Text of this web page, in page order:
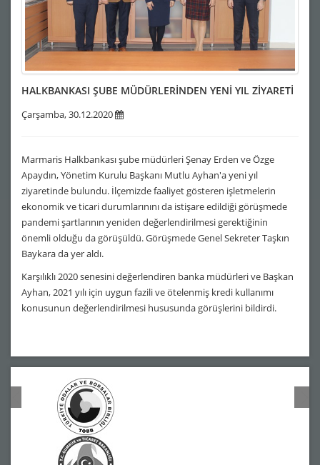
HALKBANKASI ŞUBE MÜDÜRLERİNDEN YENİ YIL ZİYARETİ
Çarşamba, 30.12.2020
Marmaris Halkbankası şube müdürleri Şenay Erden ve Özge
Apaydın, Yönetim Kurulu Başkanı Mutlu Ayhan'a yeni yıl
ziyaretinde bulundu. İlçemizde faaliyet gösteren işletmelerin
ekonomik ve ticari durumlarınını da istişare edildiği görüşmede
pandemi şartlarının yeniden değerlendirilmesi gerektiğinin
önemli olduğu da görüşüldü. Görüşmede Genel Sekreter Taşkın
Baykara da yer aldı.
Karşılıklı 2020 senesini değerlendiren banka müdürleri ve Başkan
Ayhan, 2021 yılı için uygun fazili ve ötelenmiş kredi kullanımı
konusunun değerlendirilmesi hususunda görüşlerini bildirdi.